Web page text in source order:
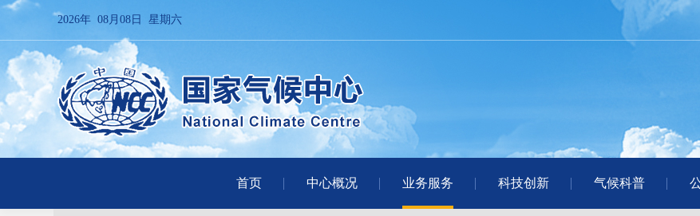
2026年 08月08日 星期六
首页 中心概况 业务服务 科技创新 气候科普